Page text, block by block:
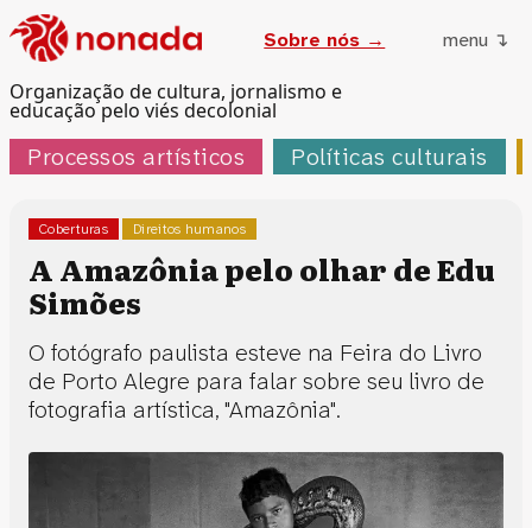
Organização de cultura, jornalismo e
educação pelo viés decolonial
Sobre nós → menu ↴
Processos artísticos Políticas culturais
Coberturas Direitos humanos
A Amazônia pelo olhar de Edu
Simões
O fotógrafo paulista esteve na Feira do Livro
de Porto Alegre para falar sobre seu livro de
fotografia artística, "Amazônia".